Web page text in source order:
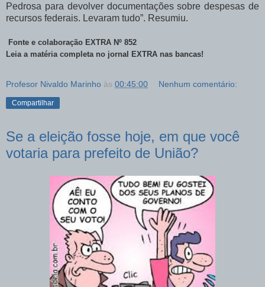
Pedrosa para devolver documentações sobre despesas de
recursos federais. Levaram tudo”. Resumiu.
Fonte e colaboração EXTRA Nº 852
Leia a matéria completa no jornal EXTRA nas bancas!
Profesor Nivaldo Marinho às 00:45:00 Nenhum comentário:
Compartilhar
Se a eleição fosse hoje, em que você
votaria para prefeito de União?